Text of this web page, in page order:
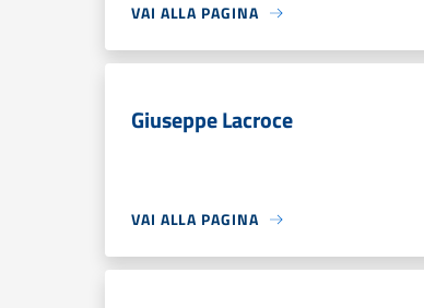
VAI ALLA PAGINA
Giuseppe Lacroce
VAI ALLA PAGINA